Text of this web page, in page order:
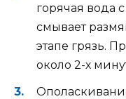
горячая вода
смывает
этапе грязь.
около 2-х